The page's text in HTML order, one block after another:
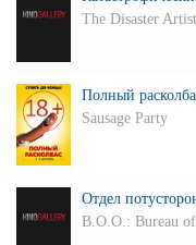
The Disaster Artist
Полный
Sausage Party
Отдел
B.O.O.: Bureau